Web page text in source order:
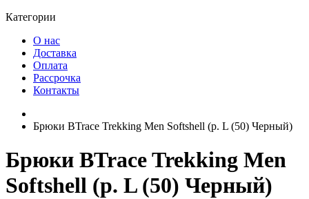
Категории
О нас
Доставка
Оплата
Рассрочка
Контакты
Брюки BTrace Trekking Men Softshell (р. L (50) Черный)
Брюки BTrace Trekking Men
Softshell (р. L (50) Черный)